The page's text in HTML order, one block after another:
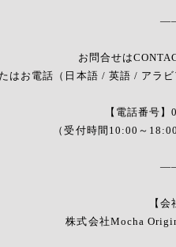
お問合せは
はお電話（日本語 / 英語 / アラ
【電話番号
（受付時間10:00～
【会
株式会社Mocha